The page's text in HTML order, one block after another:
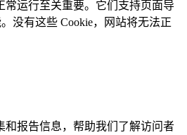
常运行至关重要。它们支持页面导
没有这些 Cookie，网站将无法正
和报告信息，帮助我们了解访问者